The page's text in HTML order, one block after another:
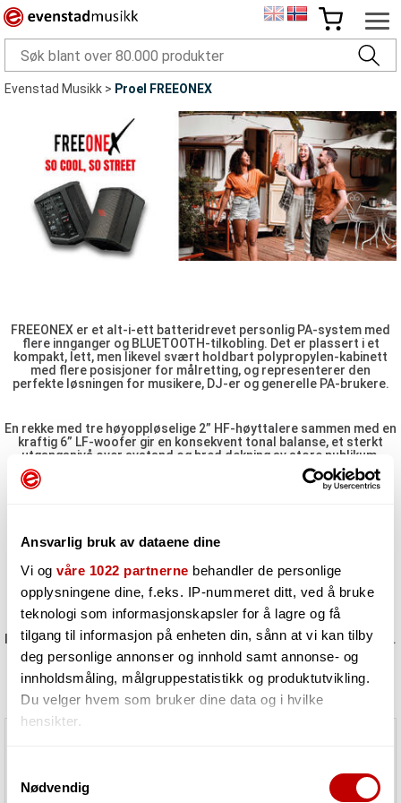
Ansvarlig bruk av dataene dine
Vi og våre 1022 partnerne behandler de personlige
opplysningene dine, f.eks. IP-nummeret ditt, ved å bruke
teknologi som informasjonskapsler for å lagre og få
tilgang til informasjon på enheten din, sånn at vi kan tilby
deg personlige annonser og innhold samt annonse- og
innholdsmåling, målgruppestatistikk og produktutvikling.
Du velger hvem som bruker dine data og i hvilke
hensikter.
Innhente informasjon om den geografiske
Nødvendig
Evenstad Musikk> Proel FREEONEX
FREEONEX er et alt-i-ett batteridrevet personlig PA-system med
flere innganger og BLUETOOTH-tilkobling. Det er plassert i et
kompakt, lett, men likevel svært holdbart polypropylen-kabinett
med flere posisjoner for målretting, og representerer den
perfekte løsningen for musikere, DJ-er og generelle PA-brukere.
En rekke med tre høyoppløselige 2” HF-høyttalere sammen med en
kraftig 6” LF-woofer gir en konsekvent tonal balanse, et sterkt
utgangsnivå over avstand og bred dekning av store publikum.
digitale mikseren gjør det mulig å koble til to mikrofoner eller
instrumenter og en stereospiller, hver med uavhengige
nivåkontroller. En 2-bånds EQ og en studio-grade digital REVERB
er også tilgjengelig for mikrofon/instrumentinnganger.
Den innebygde BLUETOOTH-tilkoblingen gjør det mulig å strømme
lyd av høy kvalitet fra bærbare enheter uten behov for noen kabler.
Det innebygde Li-ion-batteriet gir opptil 10 timer kontinuerlig drift
uten strømtilkobling, for maksimal brukervennlighet.